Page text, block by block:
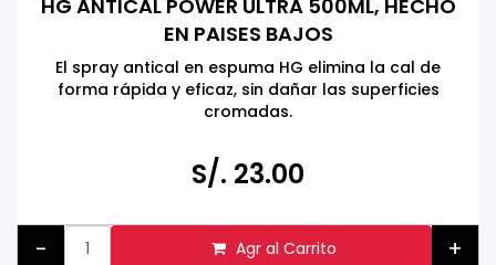
HG ANTICAL POWER ULTRA 500ML, HECHO
EN PAISES BAJOS
El spray antical en espuma HG elimina la cal de
forma rápida y eficaz, sin dañar las superficies
cromadas.
S/. 23.00
- Agr al Carrito +